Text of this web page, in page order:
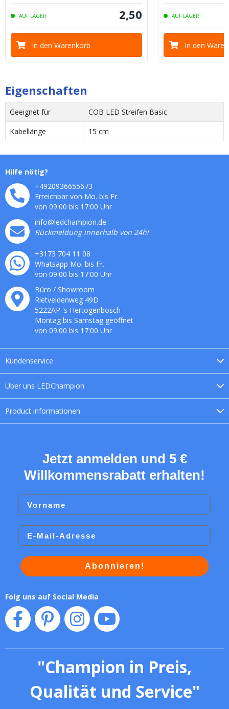
AUF LAGER 2,50
In den Warenkorb
AUF LAGER
In den
Eigenschaften
Geeignet für
COB LED Streifen Basic
Kabellänge
15 cm
Über uns LEDChampion
Product informationen
Kundenservice
Hilfe nötig?
+4920936655673
Erreichbar von Mo. bis Fr.
von 09:00 bis 17:00 Uhr
info@ledchampion.de
Rückmeldung innerhalb von 24h!
+3173 704 11 08
Whatsapp Mo. bis Fr.
von 09:00 bis 17:00 Uhr
Büro / Showroom
Rietveldenweg 49D
5222AP 's Hertogenbosch
Montag bis Samstag geöffnet
von 09:00 bis 17:00 Uhr
Jetzt anmelden und 5 €
Willkommensrabatt erhalten!
Vorname
Email
Abonnieren!
Folg uns auf Social Media
"Champion in Preis,
Qualität und Service"